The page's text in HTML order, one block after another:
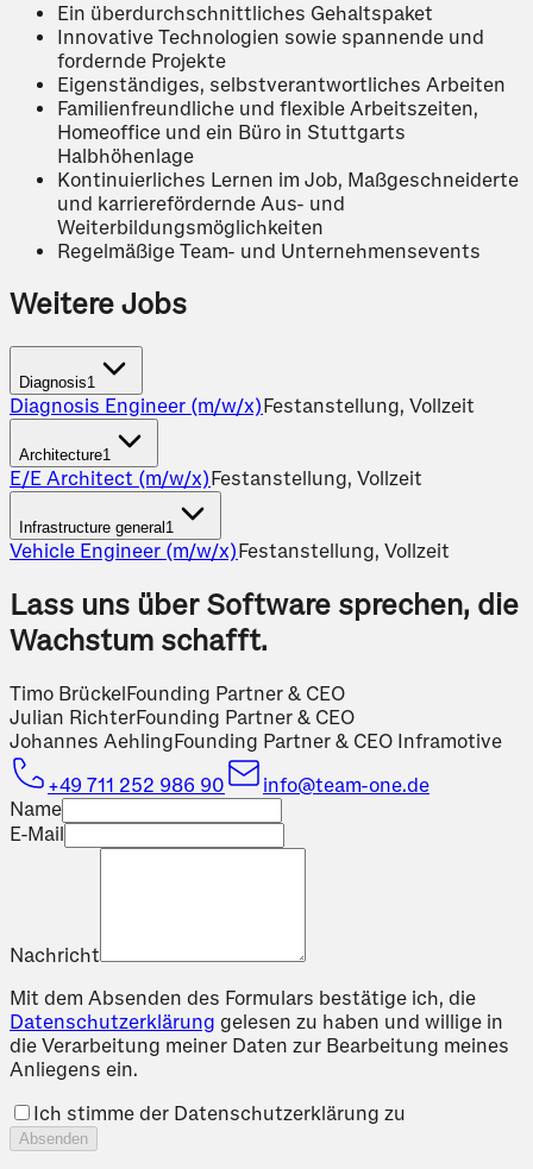
Ein überdurchschnittliches Gehaltspaket
Innovative Technologien sowie spannende und
fordernde Projekte
Eigenständiges, selbstverantwortliches Arbeiten
Familienfreundliche und flexible Arbeitszeiten,
Homeoffice und ein Büro in Stuttgarts
Halbhöhenlage
Kontinuierliches Lernen im Job, Maßgeschneiderte
und karrierefördernde Aus- und
Weiterbildungsmöglichkeiten
Regelmäßige Team- und Unternehmensevents
Weitere Jobs
Diagnosis1
Diagnosis Engineer (m/w/x)Festanstellung, Vollzeit
Architecture1
E/E Architect (m/w/x)Festanstellung, Vollzeit
Infrastructure general 1
Vehicle Engineer (m/w/x)Festanstellung, Vollzeit
Lass uns über Software sprechen, die
Wachstum schafft.
Timo BrückelFounding Partner & CEO
Julian RichterFounding Partner & CEO
Johannes AehlingFounding Partner & CEO Inframotive
+49 711 252 986 90
info@team-one.de
Name
E-Mail
Nachricht
Mit dem Absenden des Formulars bestätige ich, die
Datenschutzerklärung gelesen zu haben und willige in
die Verarbeitung meiner Daten zur Bearbeitung meines
Anliegens ein.
Ich stimme der Datenschutzerklärung zu
Absenden